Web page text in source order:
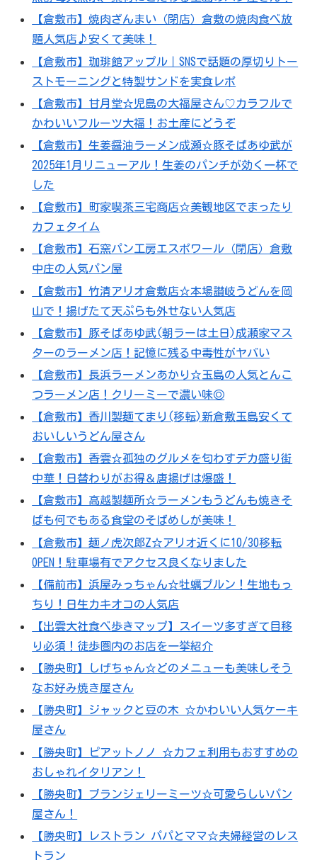
【倉敷市】焼肉ざんまい（閉店）倉敷の焼肉食べ放
題人気店♪安くて美味！
【倉敷市】珈琲館アップル｜SNSで話題の厚切りトー
ストモーニングと特製サンドを実食レポ
【倉敷市】甘月堂☆児島の大福屋さん♡カラフルで
かわいいフルーツ大福！お土産にどうぞ
【倉敷市】生姜醤油ラーメン成瀬☆豚そばあゆ武が
2025年1月リニューアル！生姜のパンチが効く一杯で
した
【倉敷市】町家喫茶三宅商店☆美観地区でまったり
カフェタイム
【倉敷市】石窯パン工房エスポワール（閉店）倉敷
中庄の人気パン屋
【倉敷市】竹清アリオ倉敷店☆本場讃岐うどんを岡
山で！揚げたて天ぷらも外せない人気店
【倉敷市】豚そばあゆ武(朝ラーは土日)成瀬家マス
ターのラーメン店！記憶に残る中毒性がヤバい
【倉敷市】長浜ラーメンあかり☆玉島の人気とんこ
つラーメン店！クリーミーで濃い味◎
【倉敷市】香川製麺てまり(移転)新倉敷玉島安くて
おいしいうどん屋さん
【倉敷市】香雲☆孤独のグルメを匂わすデカ盛り街
中華！日替わりがお得＆唐揚げは爆盛！
【倉敷市】高越製麺所☆ラーメンもうどんも焼きそ
ばも何でもある食堂のそばめしが美味！
【倉敷市】麺ノ虎次郎Z☆アリオ近くに10/30移転
OPEN！駐車場有でアクセス良くなりました
【備前市】浜屋みっちゃん☆牡蠣プルン！生地もっ
ちり！日生カキオコの人気店
【出雲大社食べ歩きマップ】スイーツ多すぎて目移
り必須！徒歩圏内のお店を一挙紹介
【勝央町】しげちゃん☆どのメニューも美味しそう
なお好み焼き屋さん
【勝央町】ジャックと豆の木 ☆かわいい人気ケーキ
屋さん
【勝央町】ピアットノノ ☆カフェ利用もおすすめの
おしゃれイタリアン！
【勝央町】ブランジェリーミーツ☆可愛らしいパン
屋さん！
【勝央町】レストラン パパとママ☆夫婦経営のレス
トラン